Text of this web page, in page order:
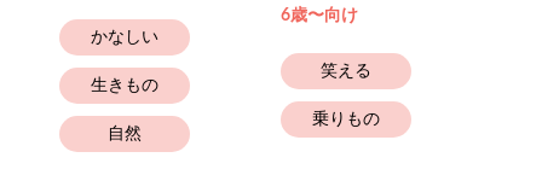
かなしい
生きもの
自然
6歳〜向け
笑える
乗りもの